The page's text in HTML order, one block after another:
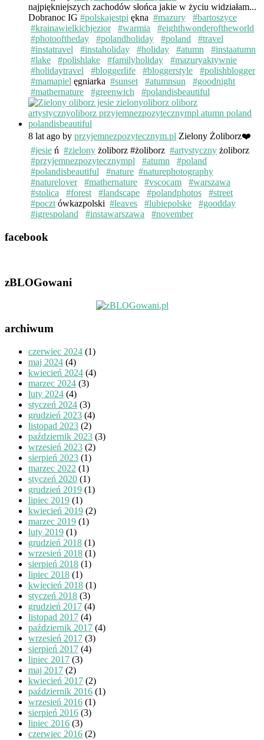
najpiękniejszych zachodów słońca jakie w życiu widziałam...
Dobranoc IG #polskajestpi ękna #mazury
#bartoszyce
#krainawielkichjezior
#warmia
#eighthwonderoftheworld
#photooftheday
#polandholiday #poland
#travel
#instatravel
#instaholiday #holiday #atumn
#instaatumn
#lake
#polishlake #familyholiday
#mazuryaktywnie
#holidaytravel
#bloggerlife #bloggerstyle
#polishblogger
#mamapiel ęgniarka #sunset #atumnsun
#goodnight
#mathernature
#greenwich #polandisbeautiful
8 lat ago by przyjemnezpozytecznym.pl Zielony Żoliborz❤️
#jesie ń #zielony żoliborz #żoliborz #artystyczny żoliborz
#przyjemnezpozytecznympl
#atumn
#poland
#polandisbeautiful
#nature #naturephotography
#naturelover
#mathernature #vscocam
#warszawa
#stolica
#forest #landscape #polandphotos
#street
#poczt ówkazpolski #leaves #lubiepolske
#goodday
#igrespoland
#instawarszawa #november
facebook
zBLOGowani
archiwum
czerwiec 2024 (1)
maj 2024 (4)
kwiecień 2024 (4)
marzec 2024 (3)
luty 2024 (4)
styczeń 2024 (3)
grudzień 2023 (4)
listopad 2023 (2)
październik 2023 (3)
wrzesień 2023 (2)
sierpień 2023 (1)
marzec 2022 (1)
styczeń 2020 (1)
grudzień 2019 (1)
lipiec 2019 (1)
kwiecień 2019 (2)
marzec 2019 (1)
luty 2019 (1)
grudzień 2018 (1)
wrzesień 2018 (1)
sierpień 2018 (1)
lipiec 2018 (1)
kwiecień 2018 (1)
styczeń 2018 (3)
grudzień 2017 (4)
listopad 2017 (4)
październik 2017 (4)
wrzesień 2017 (3)
sierpień 2017 (4)
lipiec 2017 (3)
maj 2017 (2)
kwiecień 2017 (2)
październik 2016 (1)
wrzesień 2016 (1)
sierpień 2016 (3)
lipiec 2016 (3)
czerwiec 2016 (2)